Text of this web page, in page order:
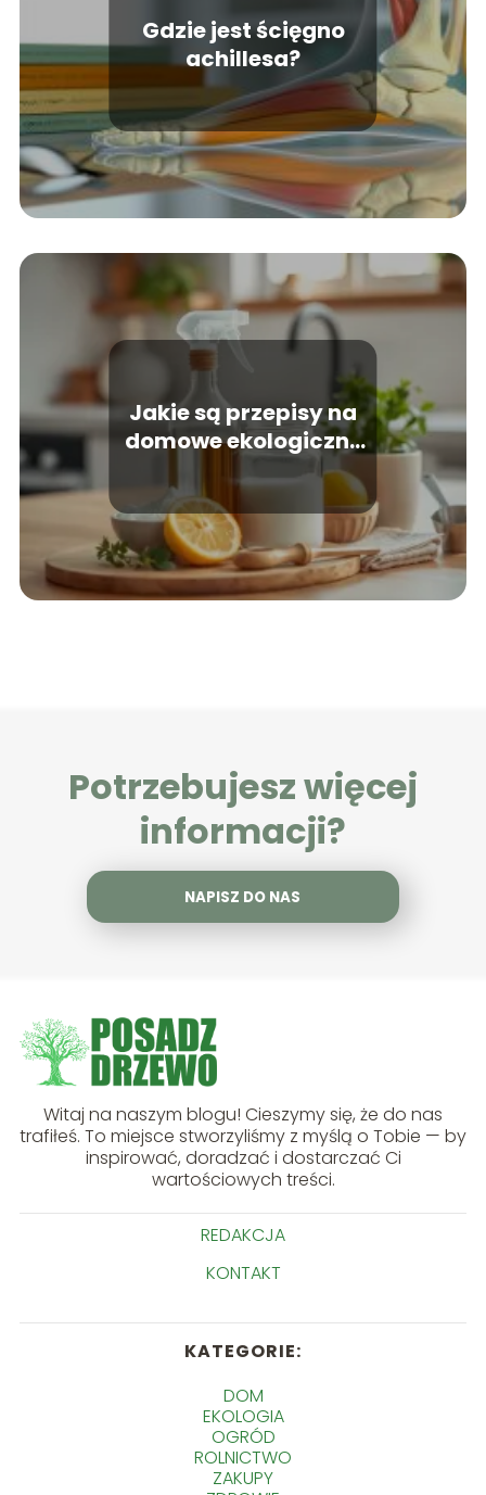
Gdzie jest ścięgno
achillesa?
Jakie są przepisy na
domowe ekologiczne
środki czystości?
Potrzebujesz więcej
informacji?
NAPISZ DO NAS
Witaj na naszym blogu! Cieszymy się, że do nas
trafiłeś. To miejsce stworzyliśmy z myślą o Tobie — by
inspirować, doradzać i dostarczać Ci
wartościowych treści.
REDAKCJA
KONTAKT
KATEGORIE:
DOM
EKOLOGIA
OGRÓD
ROLNICTWO
ZAKUPY